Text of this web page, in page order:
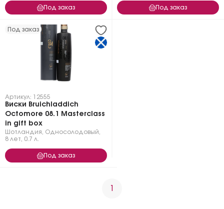
Под заказ Под заказ
Под заказ
Артикул: 12555
Виски Bruichladdich
Octomore 08.1 Masterclass
in gift box
Шотландия Односолодовый
8 лет
0.7 л.
Под заказ
1